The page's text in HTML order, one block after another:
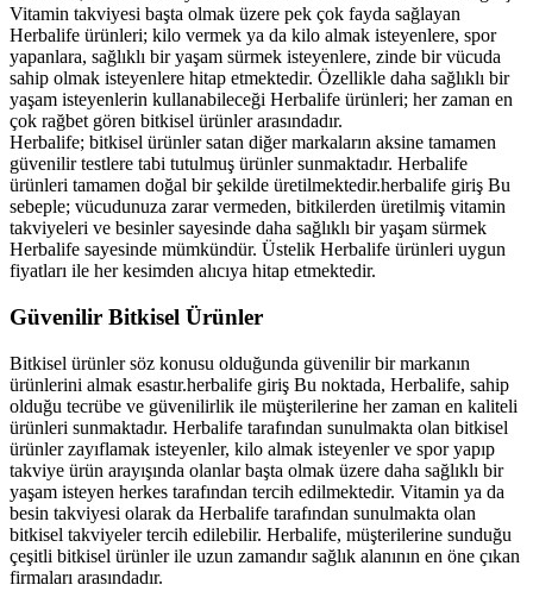
Vitamin takviyesi başta olmak üzere pek çok fayda sağlayan
Herbalife ürünleri; kilo vermek ya da kilo almak isteyenlere, spor
yapanlara, sağlıklı bir yaşam sürmek isteyenlere, zinde bir vücuda
sahip olmak isteyenlere hitap etmektedir. Özellikle daha sağlıklı bir
yaşam isteyenlerin kullanabileceği Herbalife ürünleri; her zaman en
çok rağbet gören bitkisel ürünler arasındadır.
Herbalife; bitkisel ürünler satan diğer markaların aksine tamamen
güvenilir testlere tabi tutulmuş ürünler sunmaktadır. Herbalife
ürünleri tamamen doğal bir şekilde üretilmektedir.herbalife giriş Bu
sebeple; vücudunuza zarar vermeden, bitkilerden üretilmiş vitamin
takviyeleri ve besinler sayesinde daha sağlıklı bir yaşam sürmek
Herbalife sayesinde mümkündür. Üstelik Herbalife ürünleri uygun
fiyatları ile her kesimden alıcıya hitap etmektedir.
Güvenilir Bitkisel Ürünler
Bitkisel ürünler söz konusu olduğunda güvenilir bir markanın
ürünlerini almak esastır.herbalife giriş Bu noktada, Herbalife, sahip
olduğu tecrübe ve güvenilirlik ile müşterilerine her zaman en kaliteli
ürünleri sunmaktadır. Herbalife tarafından sunulmakta olan bitkisel
ürünler zayıflamak isteyenler, kilo almak isteyenler ve spor yapıp
takviye ürün arayışında olanlar başta olmak üzere daha sağlıklı bir
yaşam isteyen herkes tarafından tercih edilmektedir. Vitamin ya da
besin takviyesi olarak da Herbalife tarafından sunulmakta olan
bitkisel takviyeler tercih edilebilir. Herbalife, müşterilerine sunduğu
çeşitli bitkisel ürünler ile uzun zamandır sağlık alanının en öne çıkan
firmaları arasındadır.